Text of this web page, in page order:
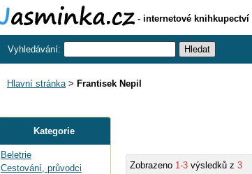
- internetové knihkupectví
Vyhledávání:
Hlavní stránka> Frantisek Nepil
Kategorie
Beletrie
Cestování, průvodci
Zobrazeno 1-3 výsledků z 3